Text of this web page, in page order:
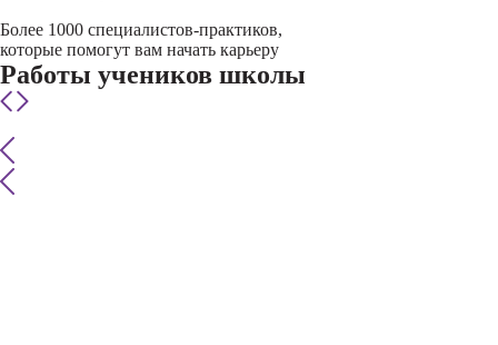
Более 1000 специалистов-практиков,
которые помогут вам начать карьеру
Работы учеников школы